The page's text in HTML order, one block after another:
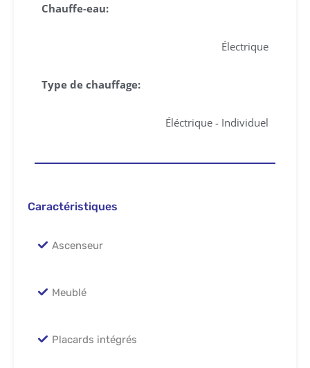
Chauffe-eau:
Électrique
Type de chauffage:
Éléctrique - Individuel
Caractéristiques
Ascenseur
Meublé
Placards intégrés